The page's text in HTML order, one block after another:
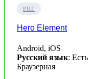
РПГ
Hero Element
Android, iOS
Русский язык: Есть
Браузерная